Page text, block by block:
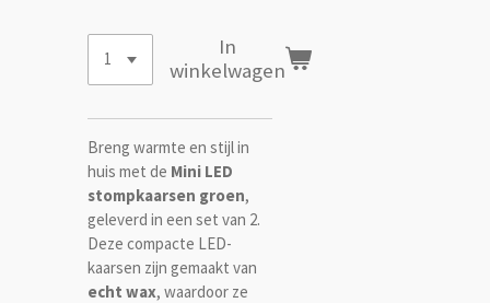
In
winkelwagen
Breng warmte en stijl in
huis met de Mini LED
stompkaarsen groen,
geleverd in een set van 2.
Deze compacte LED-
kaarsen zijn gemaakt van
echt wax, waardoor ze